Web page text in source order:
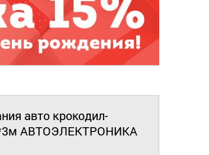
авто крокодил-
АВТОЭЛЕКТРОНИКА